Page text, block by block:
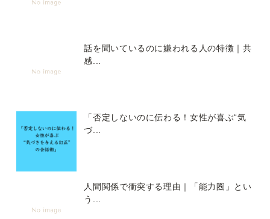
話を聞いているのに嫌われる人の特徴｜共
感...
「否定しないのに伝わる！女性が喜ぶ“気
づ...
人間関係で衝突する理由｜「能力圏」とい
う...